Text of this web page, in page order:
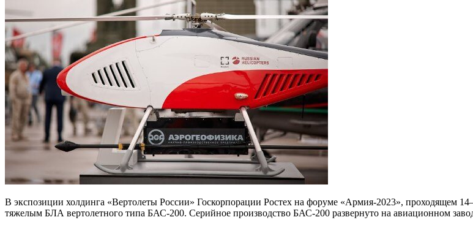
В экспозиции холдинга «Вертолеты России» Госкорпорации Ростех на форуме «Армия-2023», проходящем
тяжелым БЛА вертолетного типа БАС-200. Серийное производство БАС-200 развернуто на авиационном